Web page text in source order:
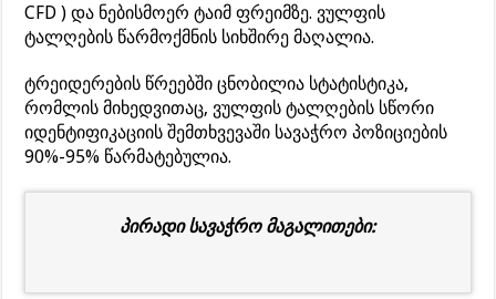
CFD ) და ნებისმოერ ტაიმ ფრეიმზე. ვულფის
ტალღების წარმოქმნის სიხშირე მაღალია.
ტრეიდერების წრეებში ცნობილია სტატისტიკა,
რომლის მიხედვითაც, ვულფის ტალღების სწორი
იდენტიფიკაციის შემთხვევაში სავაჭრო პოზიციების
90%-95% წარმატებულია.
პირადი სავაჭრო მაგალითები: